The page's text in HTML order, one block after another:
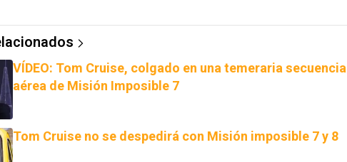
VÍDEO: Tom Cruise, colgado en una temeraria secuencia
aérea de Misión Imposible 7
Tom Cruise no se despedirá con Misión imposible 7 y 8